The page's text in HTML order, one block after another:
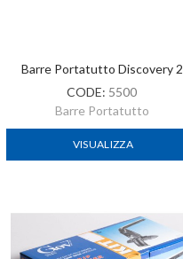
Barre Portatutto Discovery 2
CODE: 5500
Barre Portatutto
VISUALIZZA